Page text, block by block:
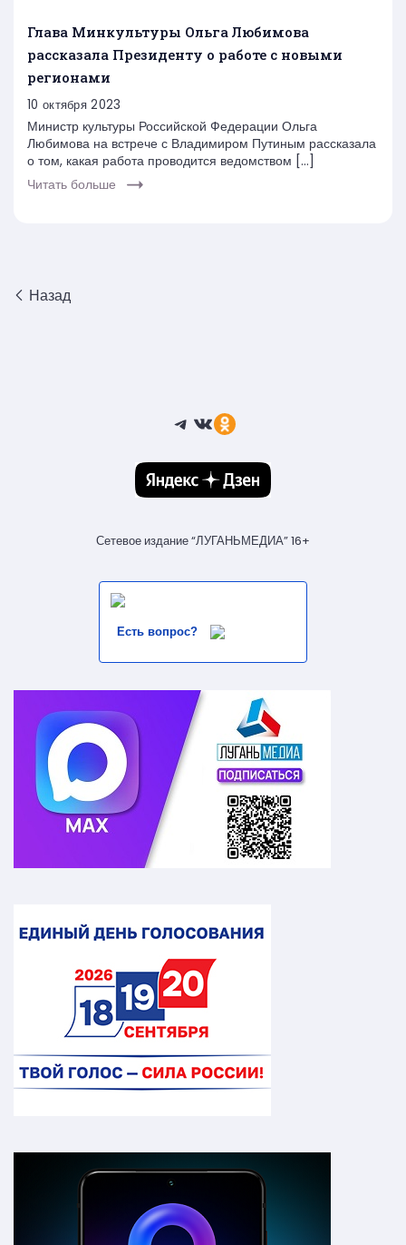
Глава Минкультуры Ольга Любимова
рассказала Президенту о работе с новыми
регионами
10 октября 2023
Министр культуры Российской Федерации Ольга
Любимова на встрече с Владимиром Путиным рассказала
о том, какая работа проводится ведомством […]
Читать больше
Назад
Telegram
ВКонтакте
Ссылка
Сетевое издание “ЛУГАНЬМЕДИА” 16+
Есть вопрос?